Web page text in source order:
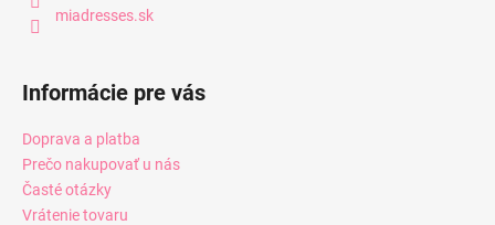
miadresses.sk
Informácie pre vás
Doprava a platba
Prečo nakupovať u nás
Časté otázky
Vrátenie tovaru